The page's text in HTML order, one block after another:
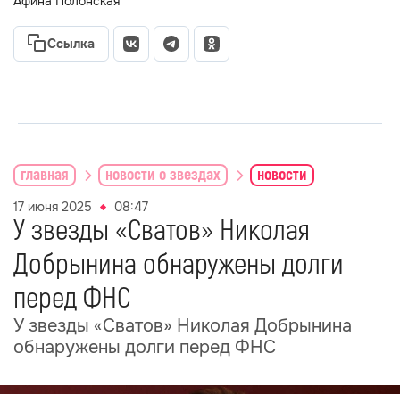
Ссылка
главная новости о звездах новости
17 июня 2025 08:47
У звезды «Сватов» Николая
Добрынина обнаружены долги
перед ФНС
У звезды «Сватов» Николая Добрынина
обнаружены долги перед ФНС